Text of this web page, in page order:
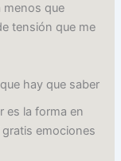
menos que
tensión que me
hay que saber
es la forma en
emociones